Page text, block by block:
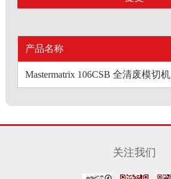
产品名称
Mastermatrix 106CSB 全清废模切机
关注我们